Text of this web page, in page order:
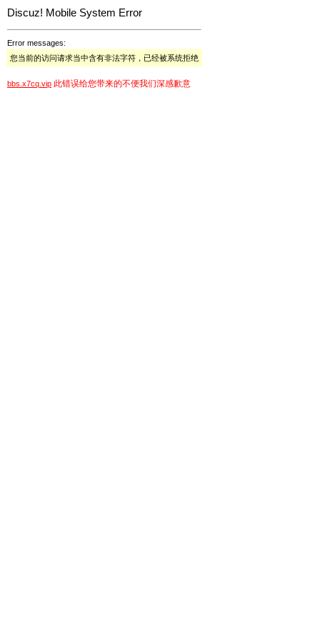
Discuz! Mobile System Error
Error messages:
您当前的访问请求当中含有非法字符，已经被系统拒绝
bbs.x7cq.vip 此错误给您带来的不便我们深感歉意